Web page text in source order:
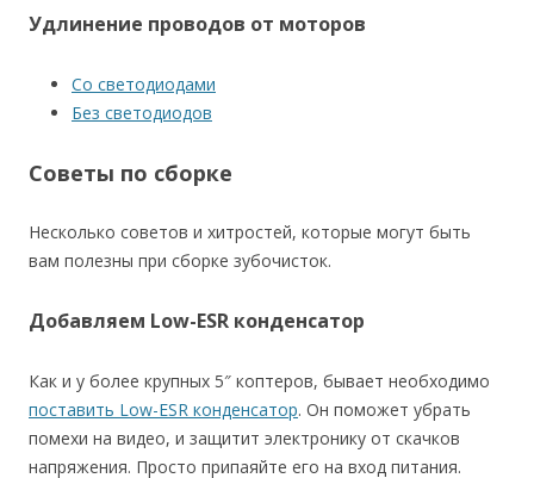
Удлинение проводов от моторов
Со светодиодами
Без светодиодов
Советы по сборке
Несколько советов и хитростей, которые могут быть
вам полезны при сборке зубочисток.
Добавляем Low-ESR конденсатор
Как и у более крупных 5″ коптеров, бывает необходимо
поставить Low-ESR конденсатор. Он поможет убрать
помехи на видео, и защитит электронику от скачков
напряжения. Просто припаяйте его на вход питания.